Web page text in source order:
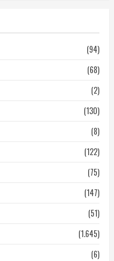
(94)
(68)
(2)
(130)
(8)
(122)
(75)
(147)
(51)
(1.645)
(6)